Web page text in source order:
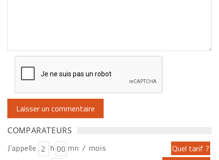
COMPARATEURS
J'appelle h
mn / mois